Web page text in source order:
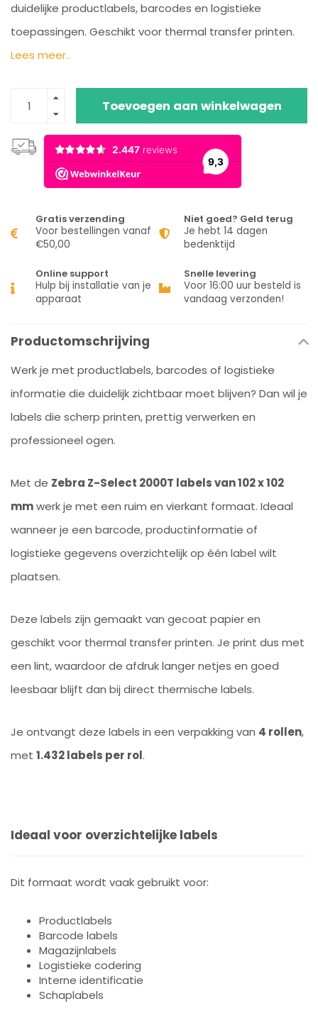
duidelijke productlabels, barcodes en logistieke
toepassingen. Geschikt voor thermal transfer printen.
Lees meer..
Toevoegen aan winkelwagen
Gratis verzending
Voor bestellingen vanaf
€50,00
Niet goed? Geld terug
Je hebt 14 dagen
bedenktijd
Online support
Hulp bij installatie van je
apparaat
Snelle levering
Voor 16:00 uur besteld is
vandaag verzonden!
Productomschrijving
Werk je met productlabels, barcodes of logistieke
informatie die duidelijk zichtbaar moet blijven? Dan wil je
labels die scherp printen, prettig verwerken en
professioneel ogen.
Met de Zebra Z-Select 2000T labels van 102 x 102
mmwerk je met een ruim en vierkant formaat. Ideaal
wanneer je een barcode, productinformatie of
logistieke gegevens overzichtelijk op één label wilt
plaatsen.
Deze labels zijn gemaakt van gecoat papier en
geschikt voor thermal transfer printen. Je print dus met
een lint, waardoor de afdruk langer netjes en goed
leesbaar blijft dan bij direct thermische labels.
Je ontvangt deze labels in een verpakking van 4 rollen,
met 1.432 labels per rol.
Ideaal voor overzichtelijke labels
Dit formaat wordt vaak gebruikt voor:
Productlabels
Barcode labels
Magazijnlabels
Logistieke codering
Interne identificatie
Schaplabels